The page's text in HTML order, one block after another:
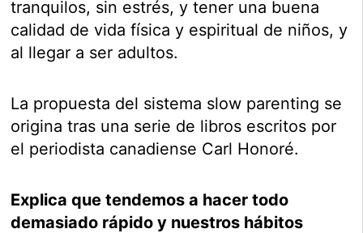
tranquilos, sin estrés, y tener una buena
calidad de vida física y espiritual de niños, y
al llegar a ser adultos.
La propuesta del sistema slow parenting se
origina tras una serie de libros escritos por
el periodista canadiense Carl Honoré.
Explica que tendemos a hacer todo
demasiado rápido y nuestros hábitos